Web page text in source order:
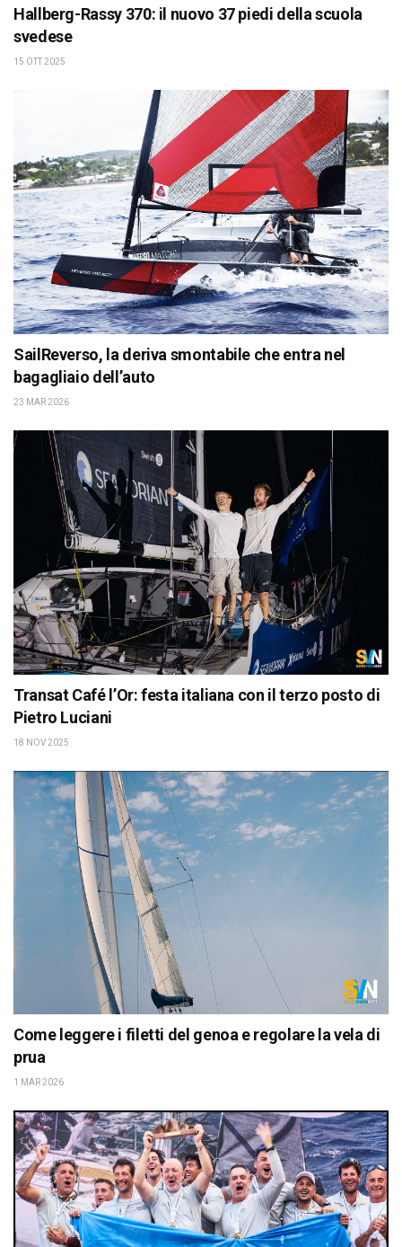
Hallberg-Rassy 370: il nuovo 37 piedi della scuola
svedese
15 OTT 2025
SailReverso, la deriva smontabile che entra nel
bagagliaio dell’auto
23 MAR 2026
Transat Café l’Or: festa italiana con il terzo posto di
Pietro Luciani
18 NOV 2025
Come leggere i filetti del genoa e regolare la vela di
prua
1 MAR 2026